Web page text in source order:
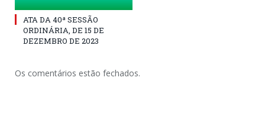
ATA DA 40ª SESSÃO
ORDINÁRIA, DE 15 DE
DEZEMBRO DE 2023
Os comentários estão fechados.